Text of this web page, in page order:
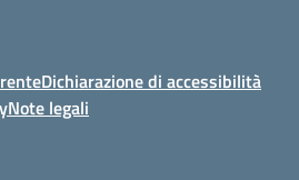
Dichiarazione di accessibilità
Note legali